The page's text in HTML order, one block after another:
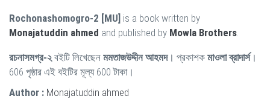
Rochonashomogro-2 [MU] is a book written by
Monajatuddin ahmed and published by Mowla Brothers
রচনাসমগ্র-২ বইটি লিখেছেন মমতাজউদ্দীন আহমদ। প্রকাশক মাওলা ব্রাদার্স।
606 পৃষ্ঠার এই বইটির মূল্য 600 টাকা।
Author : Monajatuddin ahmed